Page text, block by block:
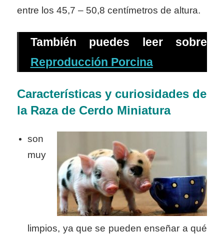
entre los 45,7 – 50,8 centímetros de altura.
También puedes leer sobre
Reproducción Porcina
Características y curiosidades de
la Raza de Cerdo Miniatura
son
muy
limpios, ya que se pueden enseñar a qué